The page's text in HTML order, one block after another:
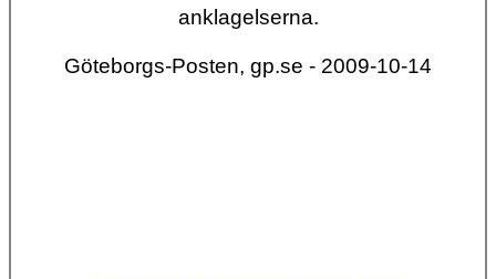
anklagelserna.
Göteborgs-Posten, gp.se - 2009-10-14